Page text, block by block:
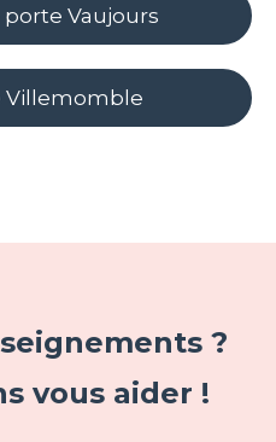
Vaujours
Villemomble
?
vous aider !